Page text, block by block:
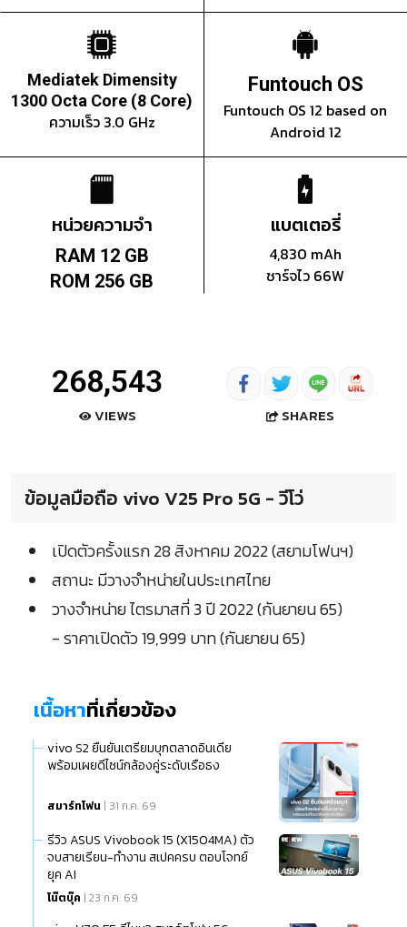
Mediatek Dimensity
1300 Octa Core (8 Core)
ความเร็ว 3.0 GHz
Funtouch OS
Funtouch OS 12 based on
Android 12
หน่วยความจำ
RAM 12 GB
ROM 256 GB
แบตเตอรี่
4,830 mAh
ชาร์จไว 66W
268,543
VIEWS SHARES
ข้อมูลมือถือ vivo V25 Pro 5G - วีโว่
เปิดตัวครั้งแรก 28 สิงหาคม 2022 (สยามโฟนฯ)
สถานะ มีวางจำหน่ายในประเทศไทย
วางจำหน่าย ไตรมาสที่ 3 ปี 2022 (กันยายน 65)
- ราคาเปิดตัว 19,999 บาท (กันยายน 65)
เนื้อหาที่เกี่ยวข้อง
vivo S2 ยืนยันเตรียมบุกตลาดอินเดีย
พร้อมเผยดีไซน์กล้องคู่ระดับเรือธง
สมาร์ทโฟน | 31 ก.ค. 69
รีวิว ASUS Vivobook 15 (X1504MA) ตัว
จบสายเรียน-ทำงาน สเปคครบ ตอบโจทย์
ยุค AI
โน๊ตบุ๊ค | 23 ก.ค. 69